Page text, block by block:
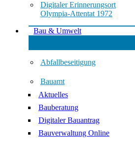
Digitaler Erinnerungsort
Olympia-Attentat 1972
Bau & Umwelt
Abfallbeseitigung
Bauamt
Aktuelles
Bauberatung
Digitaler Bauantrag
Bauverwaltung Online